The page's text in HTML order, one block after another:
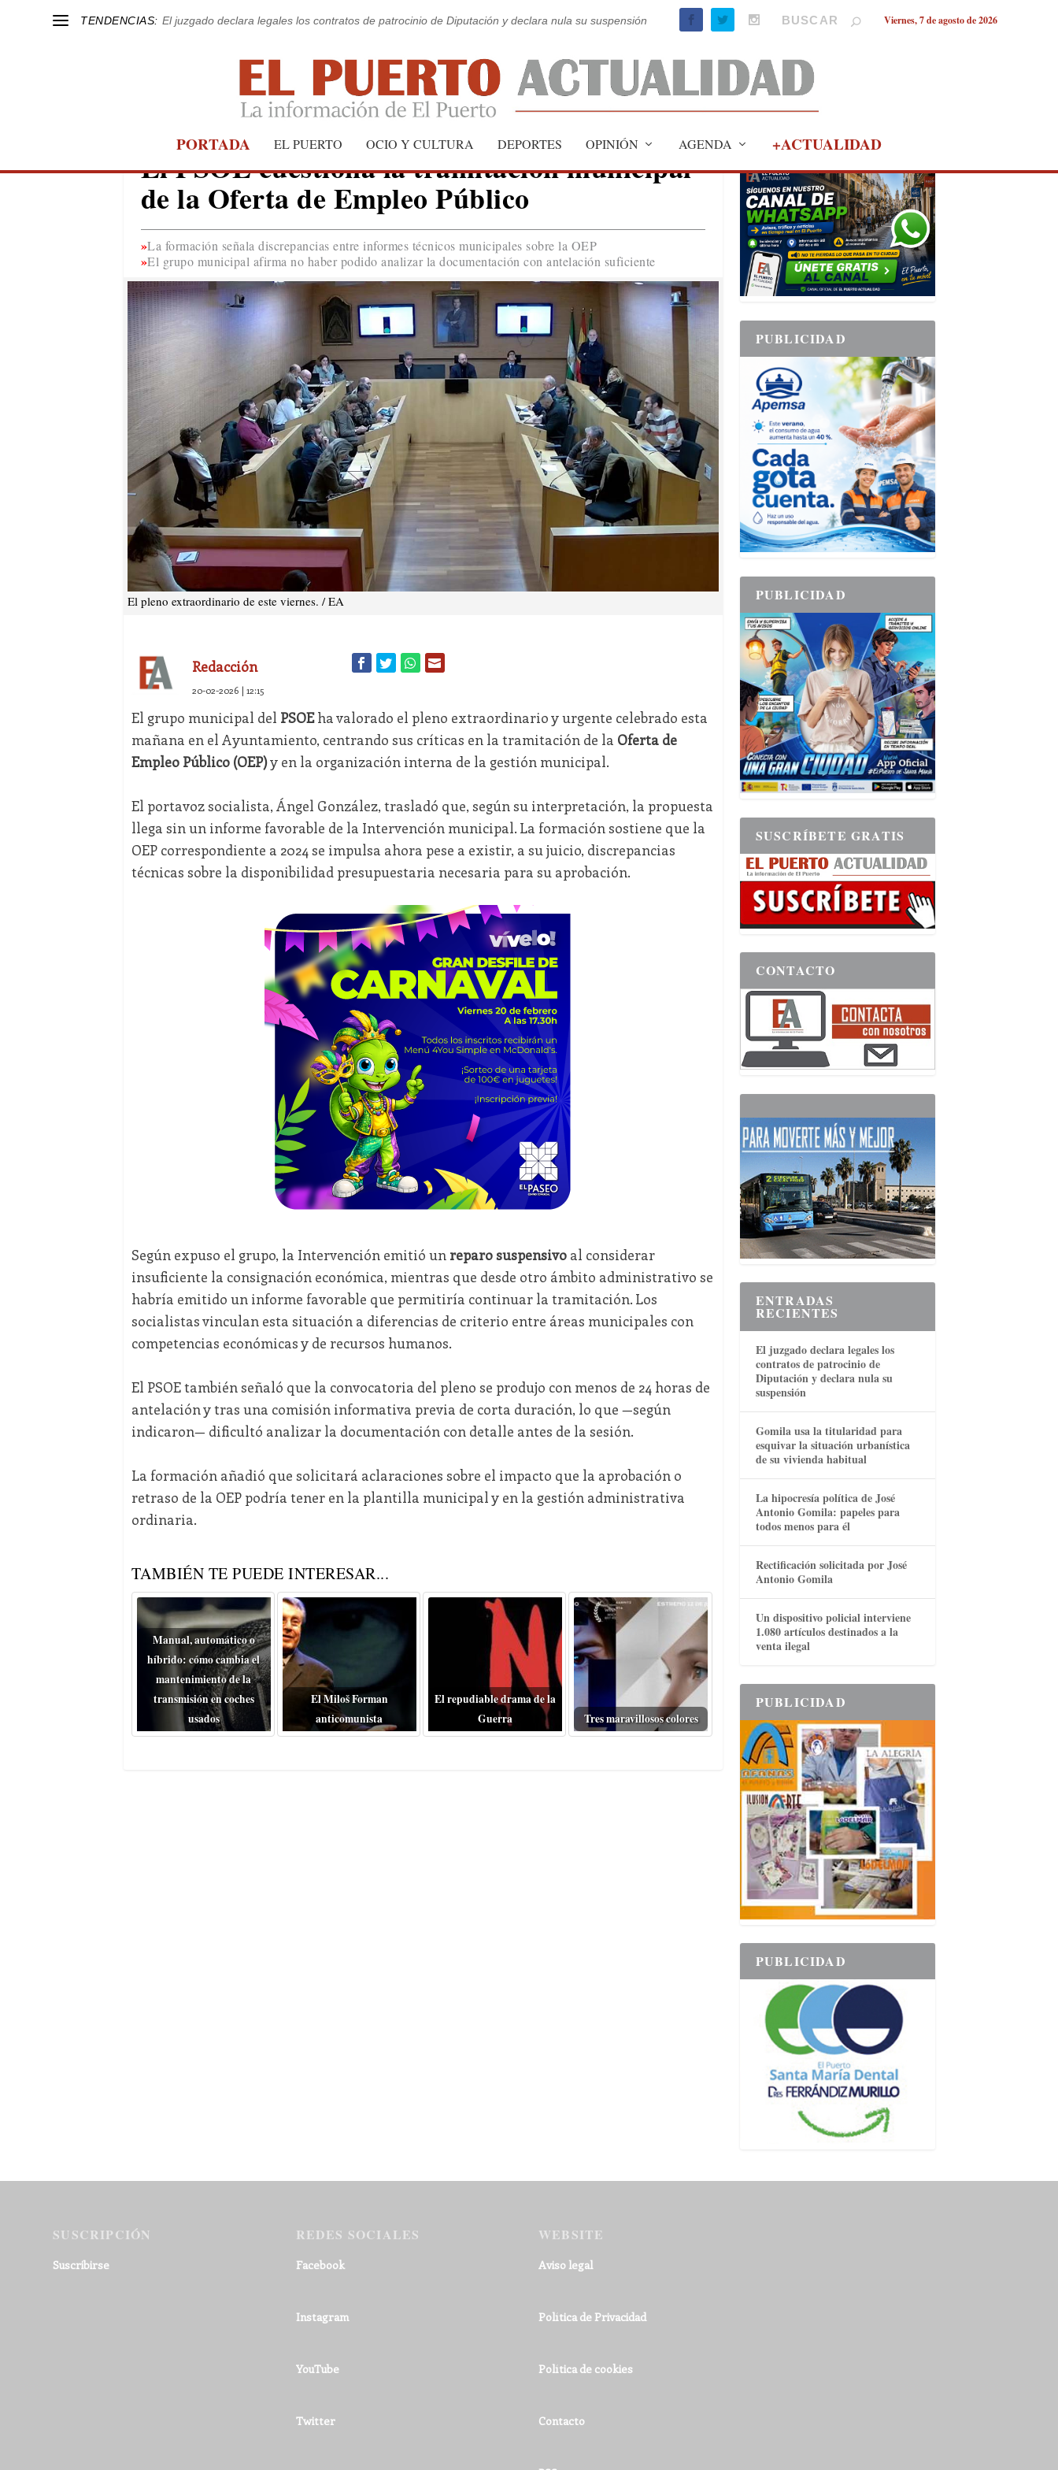
TENDENCIAS: El juzgado declara legales los contratos de patrocinio de Diputación y declara nula su suspensión Viernes, 7 de agosto de 2026
PORTADA EL PUERTO OCIO Y CULTURA DEPORTES OPINIÓN AGENDA +ACTUALIDAD
EL PUERTO
El PSOE cuestiona la tramitación municipal
de la Oferta de Empleo Público
La formación señala discrepancias entre informes técnicos municipales sobre la OEP
El grupo municipal afirma no haber podido analizar la documentación con antelación suficiente
El pleno extraordinario de este viernes. / EA
Redacción
20-02-2026 | 12:15
El grupo municipal del PSOEha valorado el pleno extraordinario y urgente celebrado esta
mañana en el Ayuntamiento, centrando sus críticas en la tramitación de la Oferta de
Empleo Público (OEP)y en la organización interna de la gestión municipal.
El portavoz socialista, Ángel González, trasladó que, según su interpretación, la propuesta
llega sin un informe favorable de la Intervención municipal. La formación sostiene que la
OEP correspondiente a 2024 se impulsa ahora pese a existir, a su juicio, discrepancias
técnicas sobre la disponibilidad presupuestaria necesaria para su aprobación.
Según expuso el grupo, la Intervención emitió un reparo suspensivoal considerar
insuficiente la consignación económica, mientras que desde otro ámbito administrativo se
habría emitido un informe favorable que permitiría continuar la tramitación. Los
socialistas vinculan esta situación a diferencias de criterio entre áreas municipales con
competencias económicas y de recursos humanos.
El PSOE también señaló que la convocatoria del pleno se produjo con menos de 24 horas de
antelación y tras una comisión informativa previa de corta duración, lo que —según
indicaron— dificultó analizar la documentación con detalle antes de la sesión.
La formación añadió que solicitará aclaraciones sobre el impacto que la aprobación o
retraso de la OEP podría tener en la plantilla municipal y en la gestión administrativa
ordinaria.
TAMBIÉN TE PUEDE INTERESAR...
Manual, automático o
híbrido: cómo cambia el
mantenimiento de la
transmisión en coches
usados
El Miloš Forman
anticomunista
El repudiable drama de la
Guerra
Tres maravillosos colores
PUBLICIDAD
PUBLICIDAD
PUBLICIDAD
SUSCRÍBETE GRATIS
CONTACTO
ENTRADAS
RECIENTES
El juzgado declara legales los
contratos de patrocinio de
Diputación y declara nula su
suspensión
Gomila usa la titularidad para
esquivar la situación urbanística
de su vivienda habitual
La hipocresía política de José
Antonio Gomila: papeles para
todos menos para él
Rectificación solicitada por José
Antonio Gomila
Un dispositivo policial interviene
1.080 artículos destinados a la
venta ilegal
PUBLICIDAD
PUBLICIDAD
SUSCRIPCIÓN
Suscribirse
REDES SOCIALES
Facebook
Instagram
YouTube
Twitter
WEBSITE
Aviso legal
Política de Privacidad
Política de cookies
Contacto